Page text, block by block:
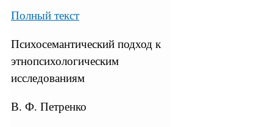
Полный текст
Психосемантический подход к
этнопсихологическим
исследованиям
B. Ф. Петренко